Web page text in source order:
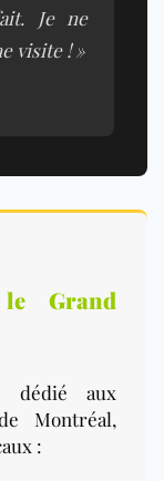
Je ne
visite ! »
le Grand
dédié aux
Montréal,
: